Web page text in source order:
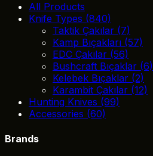
All Products
Knife Types (840)
Taktik Çakılar (7)
Kamp Bıçakları (57)
EDC Çakılar (56)
Bushcraft Bıçaklar (6)
Kelebek Bıçaklar (2)
Karambit Çakılar (12)
Hunting Knives (99)
Accessories (60)
Brands